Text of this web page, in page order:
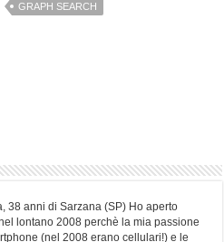
GRAPH SEARCH
38 anni di Sarzana (SP) Ho aperto
lontano 2008 perchè la mia passione
(nel 2008 erano cellulari!) e le